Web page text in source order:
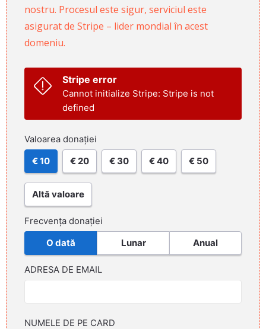
nostru. Procesul este sigur, serviciul este
asigurat de Stripe – lider mondial în acest
domeniu.
Stripe error
Cannot initialize Stripe: Stripe is not
defined
Valoarea donației
€ 10 € 20 € 30 € 40 € 50
Altă valoare
Frecvența donației
O dată Lunar Anual
ADRESA DE EMAIL
NUMELE DE PE CARD